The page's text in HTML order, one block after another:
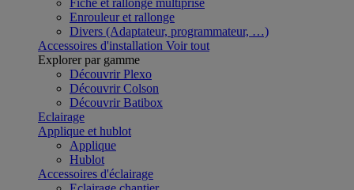
Fiche et rallonge multiprise
Enrouleur et rallonge
Divers (Adaptateur, programmateur, …)
Accessoires d'installation Voir tout
Explorer par gamme
Découvrir Plexo
Découvrir Colson
Découvrir Batibox
Eclairage
Applique et hublot
Applique
Hublot
Accessoires d'éclairage